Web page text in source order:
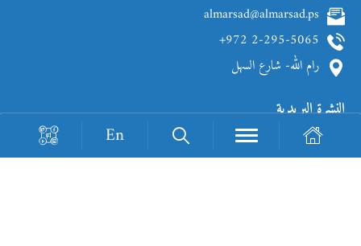
almarsad@almarsad.ps
+972 2-295-5065
رام الله- شارع السهل
النشرة البريدية
En